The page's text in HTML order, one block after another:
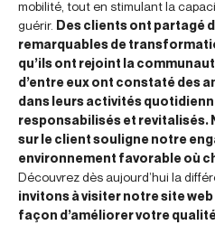
mobilité, tout en stimulant la
guérir. Des clients ont partagé
remarquables de
qu’ils ont rejoint la
d’entre eux ont constaté des
dans leurs activités
responsabilisés et revitalisés.
sur le client souligne notre
environnement favorable où
Découvrez dès aujourd’hui la
invitons à visiter notre site
façon d’améliorer votre